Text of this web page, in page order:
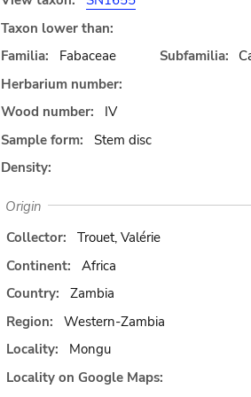
Taxon lower than:
Familia:
Fabaceae Subfamilia:
Herbarium number:
Wood number:
IV
Sample form:
Stem disc
Density:
Origin
Collector:
Trouet, Valérie
Continent:
Africa
Country:
Zambia
Region:
Western-Zambia
Locality:
Mongu
Locality on Google Maps: